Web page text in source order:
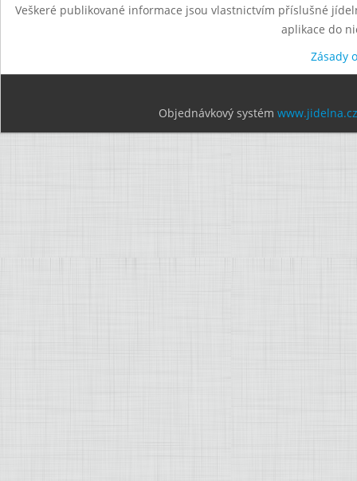
Veškeré publikované informace jsou vlastnictvím příslušné
aplikace do
Zásady
Objednávkový systém www.jidelna.cz